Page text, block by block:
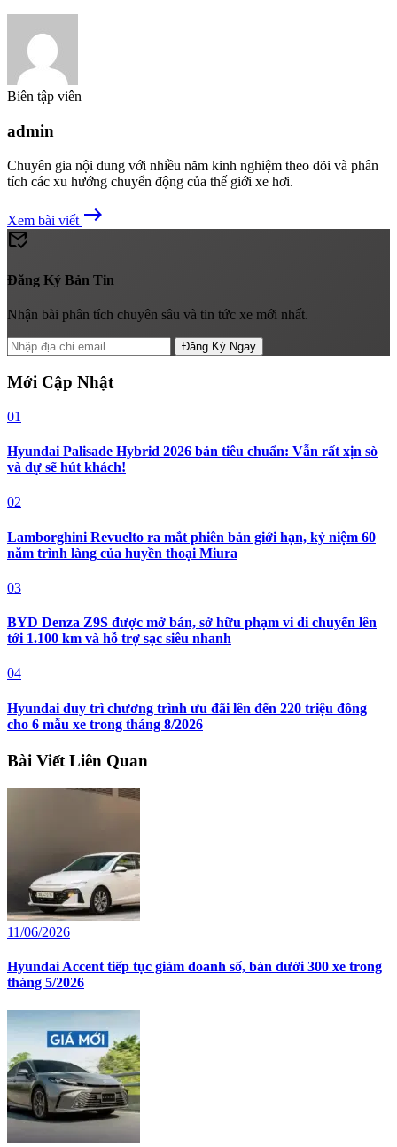
Biên tập viên
admin
Chuyên gia nội dung với nhiều năm kinh nghiệm theo dõi và phân
tích các xu hướng chuyển động của thế giới xe hơi.
Xem bài viết east
mark_email_read
Đăng Ký Bản Tin
Nhận bài phân tích chuyên sâu và tin tức xe mới nhất.
Đăng Ký Ngay
Mới Cập Nhật
01
Hyundai Palisade Hybrid 2026 bản tiêu chuẩn: Vẫn rất xịn sò
và dự sẽ hút khách!
02
Lamborghini Revuelto ra mắt phiên bản giới hạn, kỷ niệm 60
năm trình làng của huyền thoại Miura
03
BYD Denza Z9S được mở bán, sở hữu phạm vi di chuyển lên
tới 1.100 km và hỗ trợ sạc siêu nhanh
04
Hyundai duy trì chương trình ưu đãi lên đến 220 triệu đồng
cho 6 mẫu xe trong tháng 8/2026
Bài Viết Liên Quan
11/06/2026
Hyundai Accent tiếp tục giảm doanh số, bán dưới 300 xe trong
tháng 5/2026